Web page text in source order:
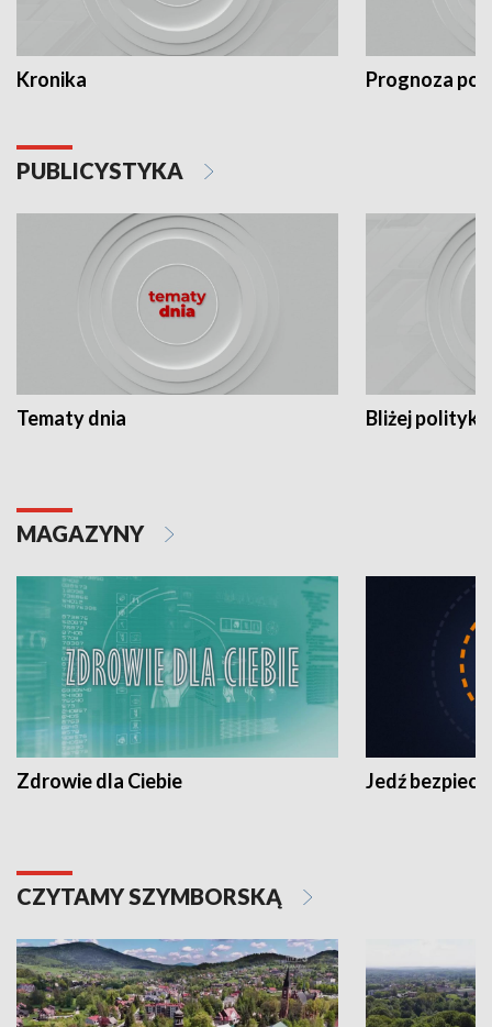
Kronika Prognoza
PUBLICYSTYKA
Tematy dnia Bliżej polityki
MAGAZYNY
Zdrowie dla Ciebie Jedź
CZYTAMY SZYMBORSKĄ